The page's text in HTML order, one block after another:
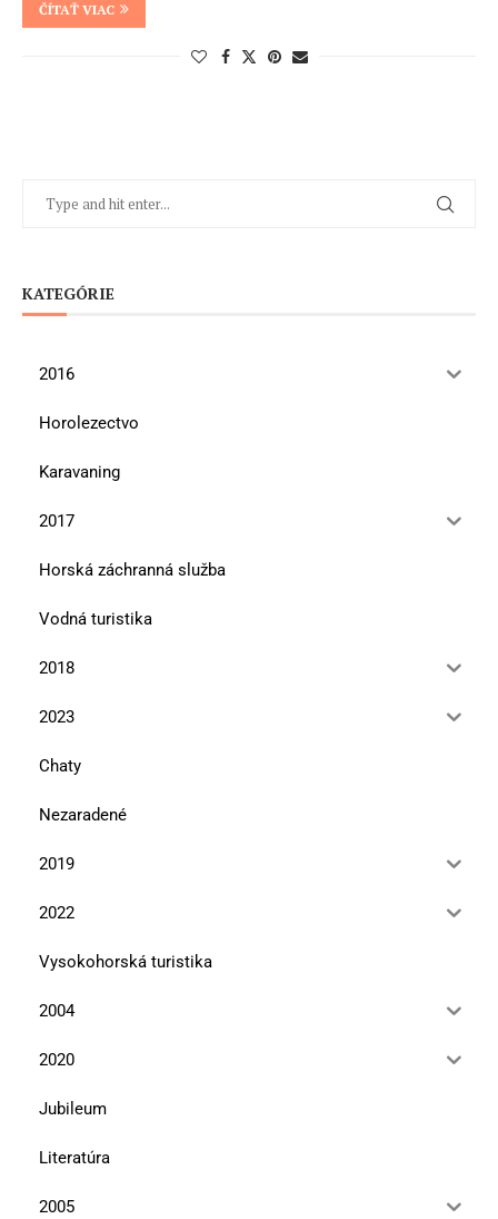
ČÍTAŤ VIAC
KATEGÓRIE
2016
Horolezectvo
Karavaning
2017
Horská záchranná služba
Vodná turistika
2018
2023
Chaty
Nezaradené
2019
2022
Vysokohorská turistika
2004
2020
Jubileum
Literatúra
2005